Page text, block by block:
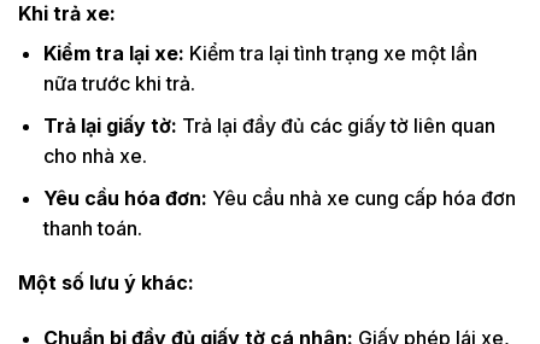
Khi trả xe:
Kiểm tra lại xe: Kiểm tra lại tình trạng xe một lần
nữa trước khi trả.
Trả lại giấy tờ: Trả lại đầy đủ các giấy tờ liên quan
cho nhà xe.
Yêu cầu hóa đơn: Yêu cầu nhà xe cung cấp hóa đơn
thanh toán.
Một số lưu ý khác:
Chuẩn bị đầy đủ giấy tờ cá nhân: Giấy phép lái xe,